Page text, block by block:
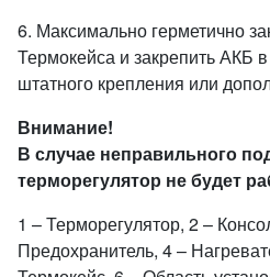
6. Максимально герметично
Термокейса и закрепить АКБ
штатного крепления или
Внимание!
В случае неправильного
терморегулятор не будет
1 – Терморегулятор, 2 –
Предохранитель, 4 –